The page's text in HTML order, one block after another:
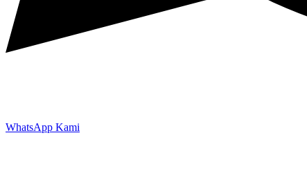
WhatsApp Kami